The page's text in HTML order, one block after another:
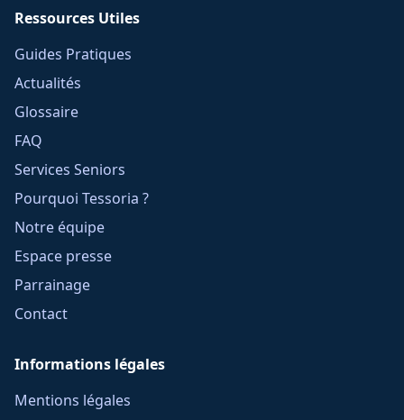
Ressources Utiles
Guides Pratiques
Actualités
Glossaire
FAQ
Services Seniors
Pourquoi Tessoria ?
Notre équipe
Espace presse
Parrainage
Contact
Informations légales
Mentions légales